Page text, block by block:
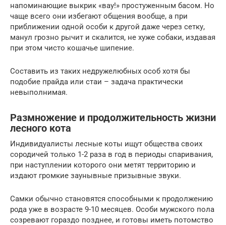
напоминающие выкрик «вау!» простуженным басом. Но
чаще всего они избегают общения вообще, а при
приближении одной особи к другой даже через сетку,
манул грозно рычит и скалится, не хуже собаки, издавая
при этом чисто кошачье шипение.
Составить из таких недружелюбных особ хотя бы
подобие прайда или стаи – задача практически
невыполнимая.
Размножение и продолжительность жизни
лесного кота
Индивидуалисты лесные коты ищут общества своих
сородичей только 1-2 раза в год в периоды спаривания,
при наступлении которого они метят территорию и
издают громкие заунывные призывные звуки.
Самки обычно становятся способными к продолжению
рода уже в возрасте 9-10 месяцев. Особи мужского пола
созревают гораздо позднее, и готовы иметь потомство